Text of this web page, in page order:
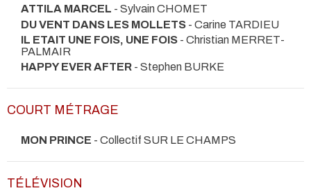
ATTILA MARCEL - Sylvain CHOMET
DU VENT DANS LES MOLLETS - Carine TARDIEU
IL ETAIT UNE FOIS, UNE FOIS - Christian MERRET-
PALMAIR
HAPPY EVER AFTER - Stephen BURKE
COURT MÉTRAGE
MON PRINCE - Collectif SUR LE CHAMPS
TÉLÉVISION